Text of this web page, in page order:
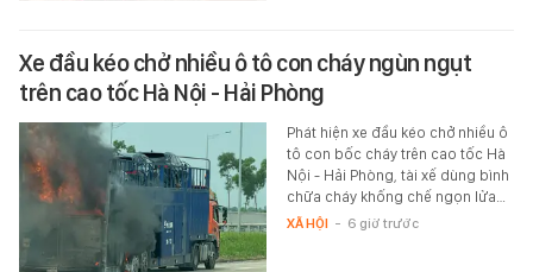
Xe đầu kéo chở nhiều ô tô con cháy ngùn ngụt
trên cao tốc Hà Nội - Hải Phòng
Phát hiện xe đầu kéo chở nhiều ô
tô con bốc cháy trên cao tốc Hà
Nội - Hải Phòng, tài xế dùng bình
chữa cháy khống chế ngọn lửa…
XÃ HỘI - 6 giờ trước